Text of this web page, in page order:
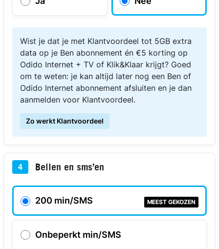
Wist je dat je met Klantvoordeel tot 5GB extra
data op je Ben abonnement én €5 korting op
Odido Internet + TV of Klik&Klaar krijgt? Goed
om te weten: je kan altijd later nog een Ben of
Odido Internet abonnement afsluiten en je dan
aanmelden voor Klantvoordeel.
Zo werkt Klantvoordeel
4 Bellen en sms’en
200 min/SMS MEEST GEKOZEN
Onbeperkt min/SMS